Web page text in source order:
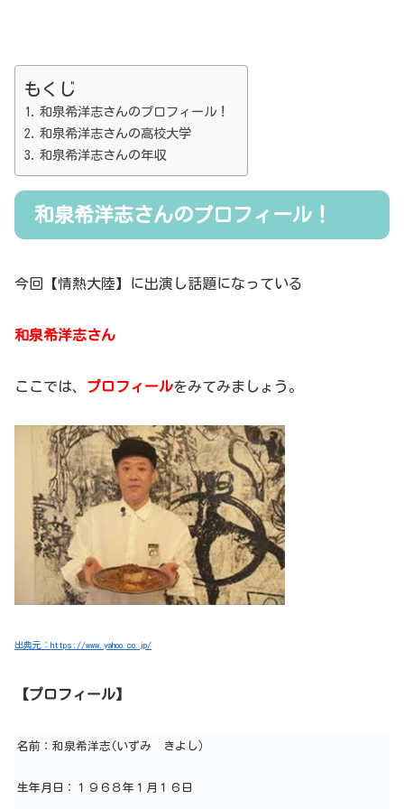
もくじ
和泉希洋志さんのプロフィール！
和泉希洋志さんの高校大学
和泉希洋志さんの年収
和泉希洋志さんのプロフィール！
今回【情熱大陸】に出演し話題になっている
和泉希洋志さん
ここでは、 プロフィールをみてみましょう。
出典元：https://www.yahoo.co.jp/
【プロフィール】
名前：和泉希洋志(いずみ きよし）
生年月日：１９６８年１月１６日